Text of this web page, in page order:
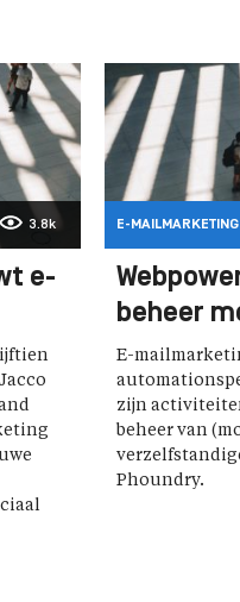
3.8k
e-
E-MAILMARKETING
beheer
E-
zijn
beheer van
Phoundry.